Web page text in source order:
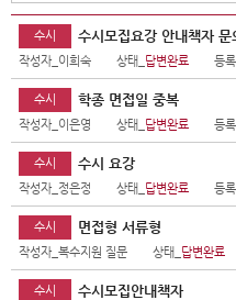
수시 수시모집요강 안내책자 문
작성자_이희숙 상태_ 답변완료 등
수시 학종 면접일 중복
작성자_이은영 상태_ 답변완료 등
수시 수시 요강
작성자_정은정 상태_ 답변완료 등
수시 면접형 서류형
작성자_복수지원 질문 상태_ 답변완료
수시 수시모집안내책자